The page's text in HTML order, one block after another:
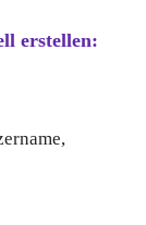
erstellen: